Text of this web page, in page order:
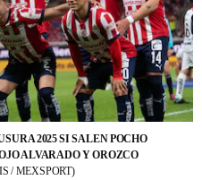
2025 SI SALEN POCHO
ALVARADO Y OROZCO
/ MEXSPORT)